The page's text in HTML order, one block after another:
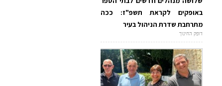
באופקים לקראת תשפ"ז: ככה
מתרחבת שדרת הניהול בעיר
דופק החינוך